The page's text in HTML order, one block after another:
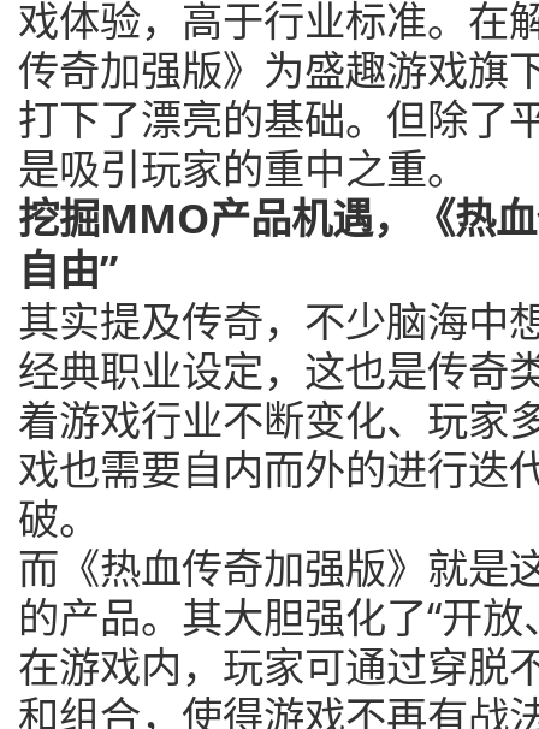
戏体验，高于行业标准。在
传奇加强版》为盛趣游戏旗
打下了漂亮的基础。但除了
是吸引玩家的重中之重。
挖掘MMO产品机遇，《热
自由”
其实提及传奇，不少脑海中
经典职业设定，这也是传奇
着游戏行业不断变化、玩家
戏也需要自内而外的进行迭
破。
而《热血传奇加强版》就是
的产品。其大胆强化了“开
在游戏内，玩家可通过穿脱
和组合，使得游戏不再有战